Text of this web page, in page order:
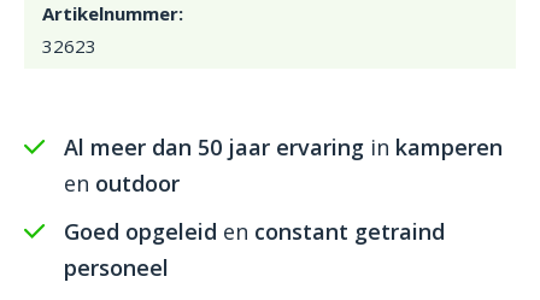
Artikelnummer:
32623
Al meer dan 50 jaar ervaring in kamperen
en outdoor
Goed opgeleid en constant getraind
personeel